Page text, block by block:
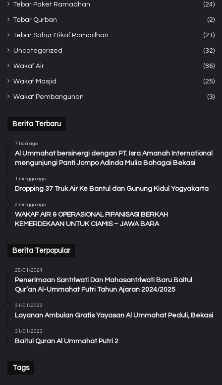
Tebar Paket Ramadhan (24)
Tebar Qurban (2)
Tebar Sahur I'tikaf Ramadhan (21)
Uncategorized (32)
Wakaf Air (86)
Wakaf Masjid (25)
Wakaf Pembangunan (3)
Berita Terbaru
7 hari ago
Al Ummahat bersinergi dengan PT. Isra Amanah International
mengunjungi Panti Jompo Adinda Mulia Bahagai Bekasi
1 minggu ago
Dropping 37 Truk Air Ke Bantul dan Gunung Kidul Yogyakarta
2 minggu ago
WAKAF AIR & OPERASIONAL PIPANISASI BERKAH
KEMERDEKAAN UNTUK CIAMIS – JAWA BARA
Berita Terpopular
25/01/2024
Penerimaan Santriwati Dan Mahasantriwati Baru Baitul
Qur’an Al-Ummahat Putri Tahun Ajaran 2024/2025
31/01/2023
Layanan Ambulan Gratis Yayasan Al Ummahat Peduli, Bekasi
31/01/2023
Baitul Quran Al Ummahat Putri 2
Tags